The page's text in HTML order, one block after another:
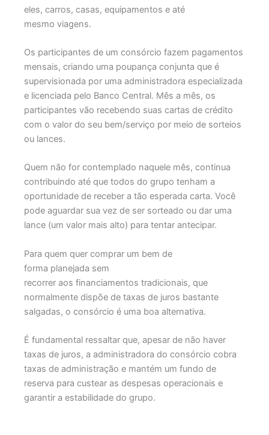
eles, carros, casas, equipamentos e até
mesmo viagens.
Os participantes de um consórcio fazem pagamentos
mensais, criando uma poupança conjunta que é
supervisionada por uma administradora especializada
e licenciada pelo Banco Central. Mês a mês, os
participantes vão recebendo suas cartas de crédito
com o valor do seu bem/serviço por meio de sorteios
ou lances.
Quem não for contemplado naquele mês, continua
contribuindo até que todos do grupo tenham a
oportunidade de receber a tão esperada carta. Você
pode aguardar sua vez de ser sorteado ou dar uma
lance (um valor mais alto) para tentar antecipar.
Para quem quer comprar um bem de
forma planejada sem
recorrer aos financiamentos tradicionais, que
normalmente dispõe de taxas de juros bastante
salgadas, o consórcio é uma boa alternativa.
É fundamental ressaltar que, apesar de não haver
taxas de juros, a administradora do consórcio cobra
taxas de administração e mantém um fundo de
reserva para custear as despesas operacionais e
garantir a estabilidade do grupo.